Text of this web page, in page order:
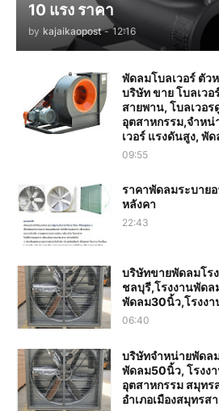
10 แรง ราคา
by kajaikaopost - 12:16
พัดลมโบลเวอร์ ตัว
บริษัท ขาย โบลเวอ
สายพาน, โบลเวอ
อุตสาหกรรม,จำหน่
เวอร์ แรงดันสูง, พั
09:55
ราคาพัดลมระบาย
หลังคา
22:43
บริษัทขายพัดลมโร
ชลบุรี,โรงงานพัดล
พัดลม30นิ้ว,โรงง
06:40
บริษัทจำหน่ายพัดล
พัดลม50นิ้ว, โรงง
อุตสาหกรรม สมุท
อำเภอเมืองสมุทร